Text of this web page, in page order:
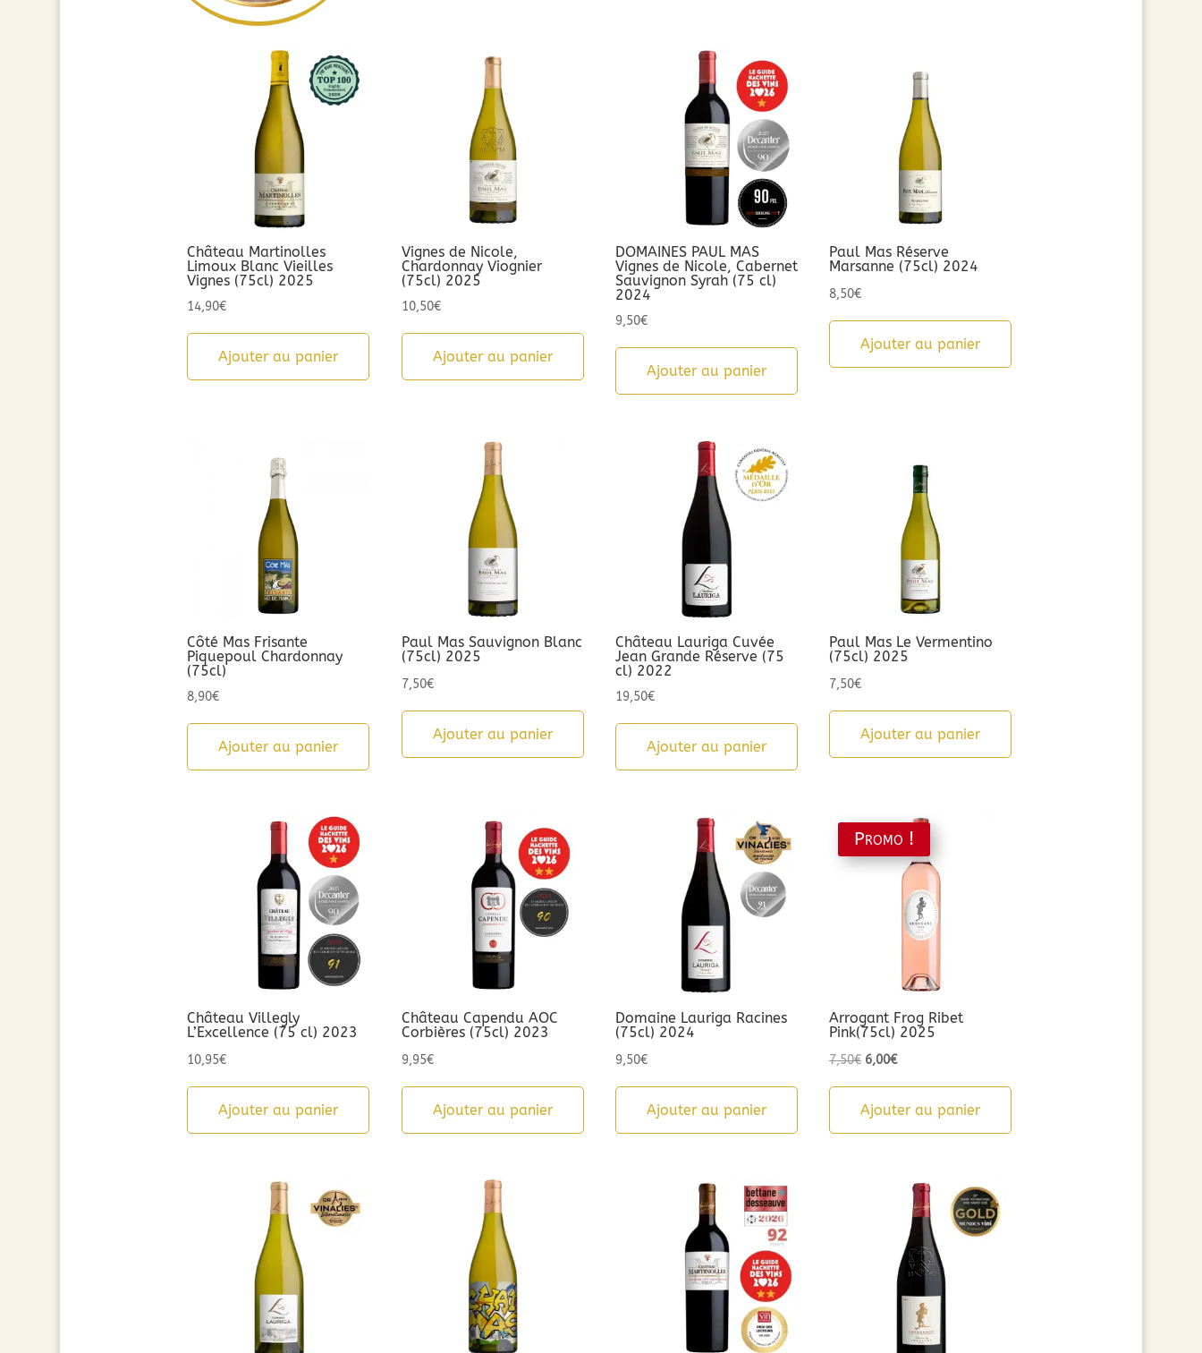
Château Martinolles
Limoux Blanc Vieilles
Vignes (75cl) 2025
14,90€
Ajouter au panier
Vignes de Nicole,
Chardonnay Viognier
(75cl) 2025
10,50€
Ajouter au panier
DOMAINES PAUL MAS
Vignes de Nicole, Cabernet
Sauvignon Syrah (75 cl)
2024
9,50€
Ajouter au panier
Paul Mas Réserve
Marsanne (75cl) 2024
8,50€
Ajouter au panier
Côté Mas Frisante
Piquepoul Chardonnay
(75cl)
8,90€
Ajouter au panier
Paul Mas Sauvignon Blanc
(75cl) 2025
7,50€
Ajouter au panier
Château Lauriga Cuvée
Jean Grande Réserve (75
cl) 2022
19,50€
Ajouter au panier
Paul Mas Le Vermentino
(75cl) 2025
7,50€
Ajouter au panier
Château Villegly
L’Excellence (75 cl) 2023
10,95€
Ajouter au panier
Château Capendu AOC
Corbières (75cl) 2023
9,95€
Ajouter au panier
Domaine Lauriga Racines
(75cl) 2024
9,50€
Ajouter au panier
Promo !
Arrogant Frog Ribet
Pink(75cl) 2025
7,50€ Le
initial
6,00€Le
actuel
Ajouter au panier